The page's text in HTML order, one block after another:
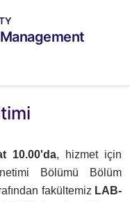
10.00'da, hizmet için
Bölümü Bölüm
fakültemiz LAB-